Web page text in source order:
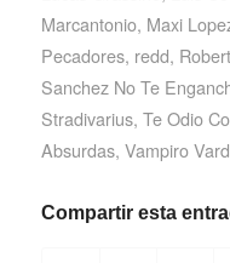
Marcantonio, Maxi
Pecadores, redd,
Sanchez No Te
Stradivarius, Te Odio
Absurdas, Vampiro
Compartir esta